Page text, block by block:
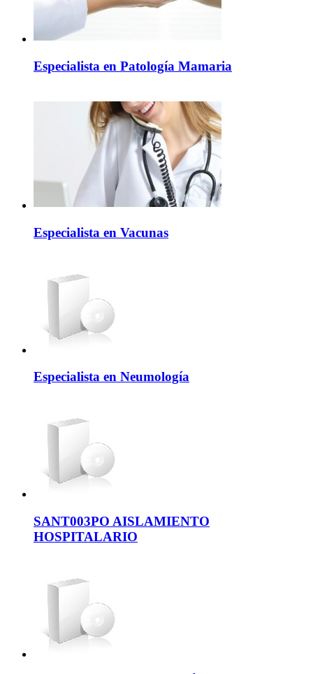
Especialista en Patología Mamaria
Especialista en Vacunas
Especialista en Neumología
SANT003PO AISLAMIENTO
HOSPITALARIO